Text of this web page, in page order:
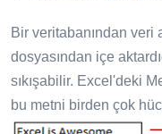
Bir veritabanından veri
dosyasından içe
sıkışabilir. Excel'deki
bu metni birden çok